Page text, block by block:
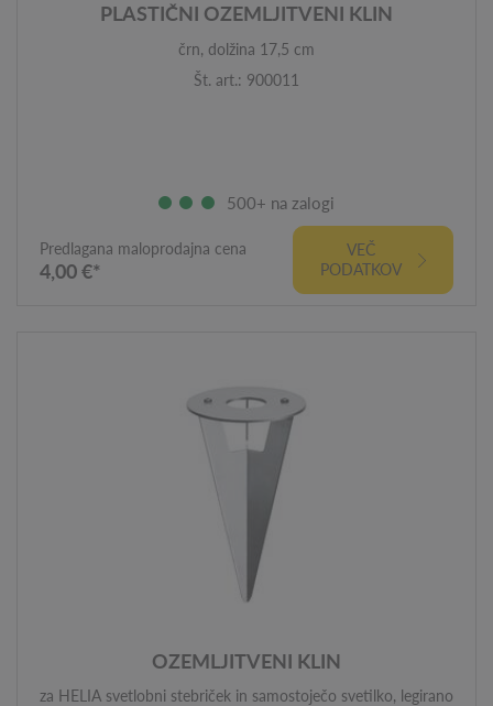
PLASTIČNI OZEMLJITVENI KLIN
črn, dolžina 17,5 cm
Št. art.: 900011
500+ na zalogi
Predlagana maloprodajna cena
4,00 €*
VEČ
PODATKOV
OZEMLJITVENI KLIN
za HELIA svetlobni stebriček in samostoječo svetilko, legirano